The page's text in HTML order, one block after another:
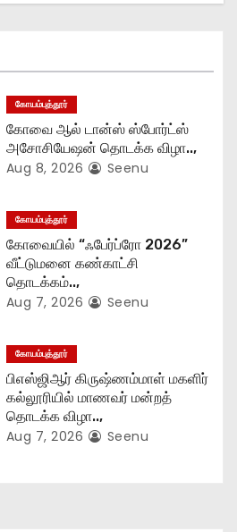
கோயம்புத்தூர்
கோவை ஆல் டான்ஸ் ஸ்போர்ட்ஸ்
அசோசியேஷன் தொடக்க விழா..,
Aug 8, 2026 Seenu
கோயம்புத்தூர்
கோவையில் “ஃபேர்ப்ரோ 2026”
வீட்டுமனை கண்காட்சி
தொடக்கம்..,
Aug 7, 2026 Seenu
கோயம்புத்தூர்
பிஎஸ்ஜிஆர் கிருஷ்ணம்மாள் மகளிர்
கல்லூரியில் மாணவர் மன்றத்
தொடக்க விழா..,
Aug 7, 2026 Seenu